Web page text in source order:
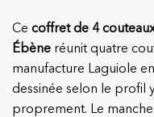
Ce coffret de 4
Ébène réunit quatre
manufacture Laguiole
dessinée selon le profil
proprement. Le manche